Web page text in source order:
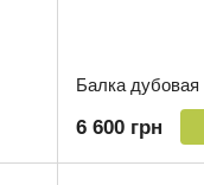
Балка
6 600 грн